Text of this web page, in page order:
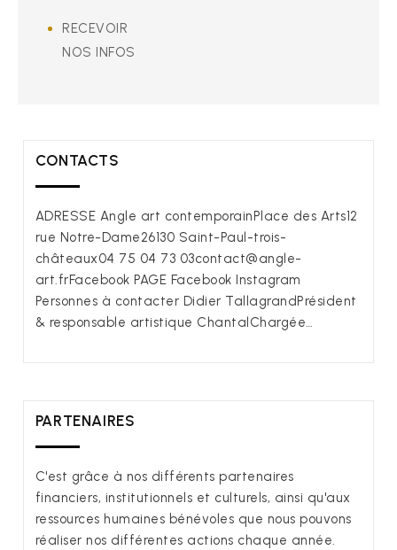
RECEVOIR
NOS INFOS
CONTACTS
ADRESSE Angle art contemporainPlace des Arts12
rue Notre-Dame26130 Saint-Paul-trois-
châteaux04 75 04 73 03contact@angle-
art.frFacebook PAGE Facebook Instagram
Personnes à contacter Didier TallagrandPrésident
& responsable artistique ChantalChargée…
PARTENAIRES
C'est grâce à nos différents partenaires
financiers, institutionnels et culturels, ainsi qu'aux
ressources humaines bénévoles que nous pouvons
réaliser nos différentes actions chaque année.